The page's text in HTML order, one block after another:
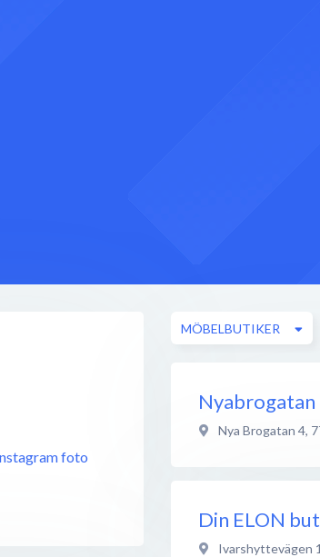
MÖBELBUTIKER
Nyabrogatan
Nya Brogatan 4,
Din ELON
Ivarshyttevägen